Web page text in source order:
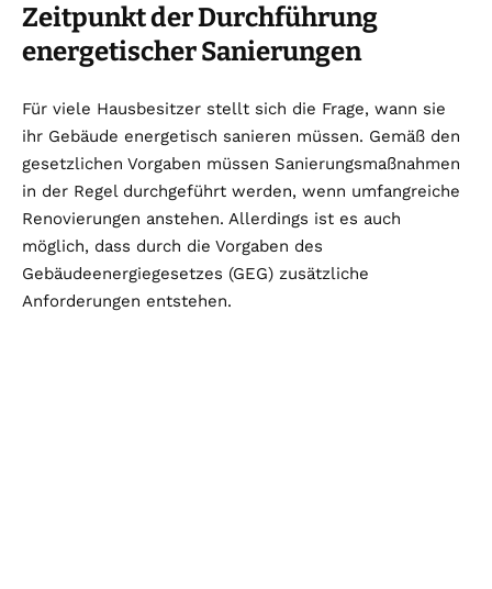
Zeitpunkt der Durchführung
energetischer Sanierungen
Für viele Hausbesitzer stellt sich die Frage, wann sie
ihr Gebäude energetisch sanieren müssen. Gemäß den
gesetzlichen Vorgaben müssen Sanierungsmaßnahmen
in der Regel durchgeführt werden, wenn umfangreiche
Renovierungen anstehen. Allerdings ist es auch
möglich, dass durch die Vorgaben des
Gebäudeenergiegesetzes (GEG) zusätzliche
Anforderungen entstehen.